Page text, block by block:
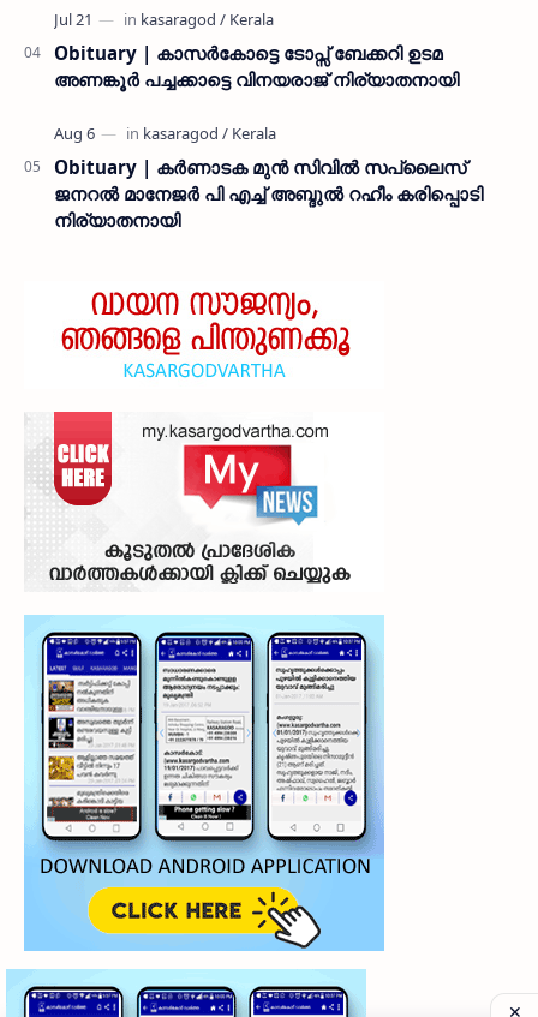
Obituary | കാസർകോട്ടെ ടോപ്സ് ബേക്കറി ഉടമ
അണങ്കൂർ പച്ചക്കാട്ടെ വിനയരാജ് നിര്യാതനായി
Obituary | കർണാടക മുൻ സിവില്‍ സപ്ലൈസ്
ജനറൽ മാനേജർ പി എച്ച് അബ്ദുൽ റഹീം കരിപ്പൊടി
നിര്യാതനായി